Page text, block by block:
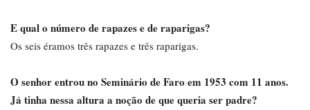
E qual o número de rapazes e de raparigas?
Os seis éramos três rapazes e três raparigas.
O senhor entrou no Seminário de Faro em 1953 com 11 anos.
Já tinha nessa altura a noção de que queria ser padre?